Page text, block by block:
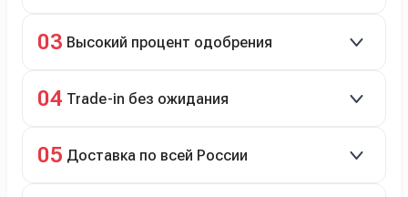
рассрочка 0% на 2 года при первом взносе 35–50%.
03 Высокий процент одобрения
04 Trade-in без ожидания
05 Доставка по всей России